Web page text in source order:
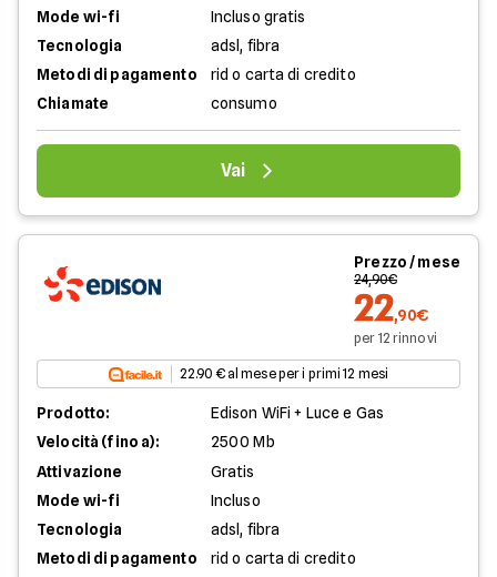
Mode wi-fi
Incluso gratis
Tecnologia
adsl, fibra
Metodi di pagamento
rid o carta di credito
Chiamate
consumo
Vai
Prezzo / mese
24,90€
22,90€
per 12 rinnovi
22.90 € al mese per i primi 12 mesi
Prodotto:
Edison WiFi + Luce e Gas
Velocità (fino a):
2500 Mb
Attivazione
Gratis
Mode wi-fi
Incluso
Tecnologia
adsl, fibra
Metodi di pagamento
rid o carta di credito